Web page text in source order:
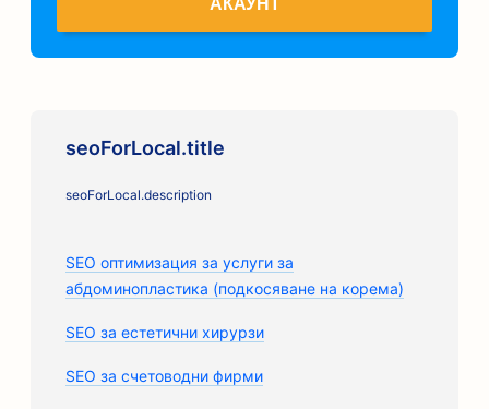
seoForLocal.title
seoForLocal.description
SEO оптимизация за услуги за
абдоминопластика (подкосяване на корема)
SEO за естетични хирурзи
SEO за счетоводни фирми